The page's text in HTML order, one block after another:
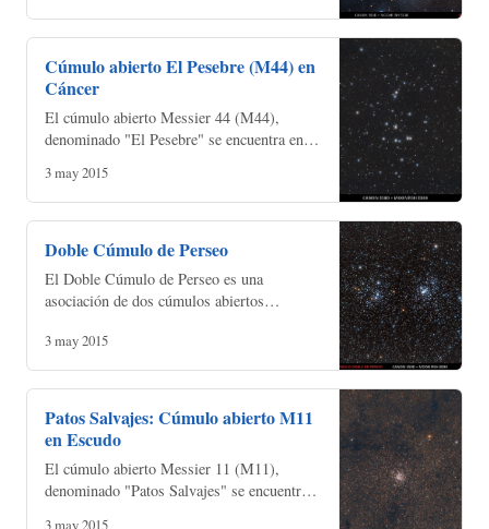
Cúmulo abierto El Pesebre (M44) en
Cáncer
El cúmulo abierto Messier 44 (M44),
denominado "El Pesebre" se encuentra en la
catalogado como NGC2632. * Exposición:
15x600s * Fecha adquis…
3 may 2015
Doble Cúmulo de Perseo
El Doble Cúmulo de Perseo es una
asociación de dos cúmulos abiertos
Perseo * Exposición: 78x480s * Fecha
adquisición: 22/11/2008 * Equipo…
3 may 2015
Patos Salvajes: Cúmulo abierto M11
en Escudo
El cúmulo abierto Messier 11 (M11),
denominado "Patos Salvajes" se encuentra
3 may 2015